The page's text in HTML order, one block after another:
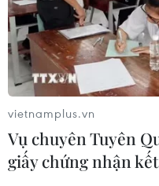
vietnamplus.vn
Vụ chuyên Tuyên
giấy chứng nhận